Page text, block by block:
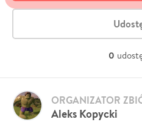
0
Aleks Kopycki
ORGANIZATOR